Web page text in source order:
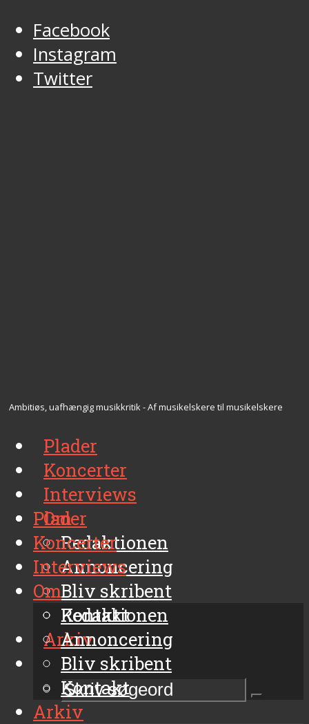
Facebook
Instagram
Twitter
Ambitiøs, uafhængig musikkritik - Af musikelskere til musikelskere
Plader
Koncerter
Interviews
Om
Redaktionen
Annoncering
Bliv skribent
Kontakt
Arkiv
Plader
Koncerter
Interviews
Om
Redaktionen
Annoncering
Bliv skribent
Kontakt
Arkiv